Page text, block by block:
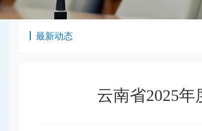
最新动态
云南省2025